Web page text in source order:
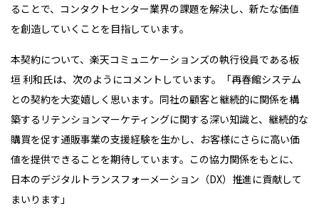
ることで、コンタクトセンター業界の課題を解決し、新たな価値
を創造していくことを目指しています。
本契約について、楽天コミュニケーションズの執行役員である板
垣 利和氏は、次のようにコメントしています。「再春館システム
との契約を大変嬉しく思います。同社の顧客と継続的に関係を構
築するリテンションマーケティングに関する深い知識と、継続的な
購買を促す通販事業の支援経験を生かし、お客様にさらに高い価
値を提供できることを期待しています。この協力関係をもとに、
日本のデジタルトランスフォーメーション（DX）推進に貢献して
まいります」